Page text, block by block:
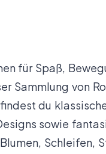
für Spaß,
Sammlung von
du
sowie
Schleifen,